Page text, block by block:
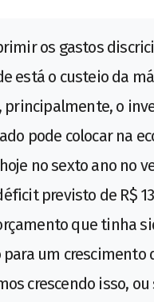
os gastos
está o custeio da
principalmente, o
pode colocar na
no sexto ano no
previsto de R$
que tinha
um crescimento
crescendo isso, ou